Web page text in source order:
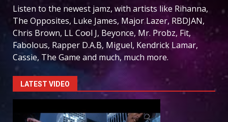
Listen to the newest jamz, with artists like Rihanna,
The Opposites, Luke James, Major Lazer, RBDJAN,
Chris Brown, LL Cool J, Beyonce, Mr. Probz, Fit,
Fabolous, Rapper D.A.B, Miguel, Kendrick Lamar,
Cassie, The Game and much, much more.
LATEST VIDEO